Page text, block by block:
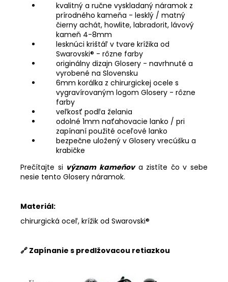
kvalitný a ručne vyskladaný náramok z
prírodného kameňa - lesklý / matný
čierny achát, howlite, labradorit, lávový
kameň 4-8mm
lesknúci krištáľ v tvare krížika od
Swarovski® - rôzne farby
originálny dizajn Glosery - navrhnuté a
vyrobené na Slovensku
6mm korálka z chirurgickej ocele s
vygravírovaným logom Glosery - rôzne
farby
veľkosť podľa želania
odolné 1mm naťahovacie lanko / pri
zapínaní použité oceľové lanko
bezpečne uložený v Glosery vrecúšku a
krabičke
Prečítajte si význam kameňova zistíte čo v sebe
nesie tento Glosery náramok.
Materiál:
chirurgická oceľ, krížik od Swarovski®
🔗 Zapínanie s predlžovacou retiazkou